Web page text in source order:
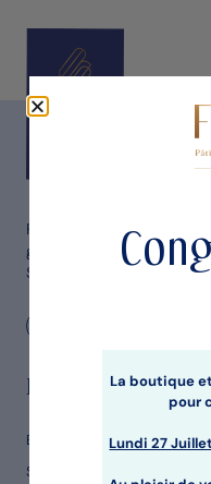
FINE Pâtisseries &
gourmande de
Serveau
FINE
Boutique & Atelier
Sébastien Serveau
La boutique
pour
Lundi 27